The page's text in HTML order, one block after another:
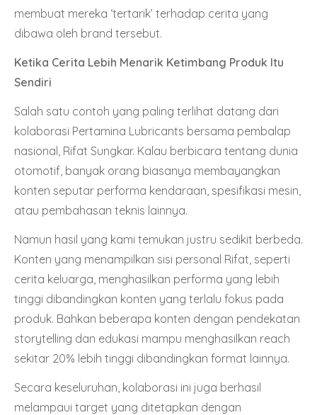
membuat mereka ‘tertarik’ terhadap cerita yang
dibawa oleh brand tersebut.
Ketika Cerita Lebih Menarik Ketimbang Produk Itu
Sendiri
Salah satu contoh yang paling terlihat datang dari
kolaborasi Pertamina Lubricants bersama pembalap
nasional, Rifat Sungkar. Kalau berbicara tentang dunia
otomotif, banyak orang biasanya membayangkan
konten seputar performa kendaraan, spesifikasi mesin,
atau pembahasan teknis lainnya.
Namun hasil yang kami temukan justru sedikit berbeda.
Konten yang menampilkan sisi personal Rifat, seperti
cerita keluarga, menghasilkan performa yang lebih
tinggi dibandingkan konten yang terlalu fokus pada
produk. Bahkan beberapa konten dengan pendekatan
storytelling dan edukasi mampu menghasilkan reach
sekitar 20% lebih tinggi dibandingkan format lainnya.
Secara keseluruhan, kolaborasi ini juga berhasil
melampaui target yang ditetapkan dengan